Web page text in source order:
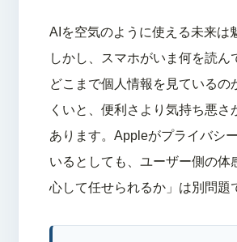
AIを空気のように使える未来は
しかし、スマホがいま何を読ん
どこまで個人情報を見ているの
くいと、便利さより気持ち悪さ
あります。Appleがプライバシ
いるとしても、ユーザー側の体
心して任せられるか」は別問題